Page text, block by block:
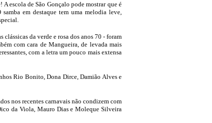
A escola de São Gonçalo pode mostrar que é
em destaque tem uma melodia leve,
da verde e rosa dos anos 70 - foram
com cara de Mangueira, de levada mais
com a letra um pouco mais extensa
Rio Bonito, Dona Dirce, Damião Alves e
nos recentes carnavais não condizem com
da Viola, Mauro Dias e Moleque Silveira